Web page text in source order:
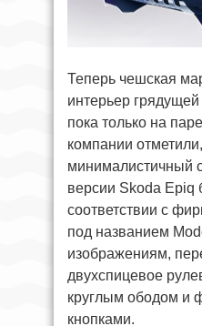
Теперь чешская
интерьер
пока только на
компании
минималистичный
версии Skoda Epiq
соответствии с
под названием
изображениям,
двухспицевое
круглым ободом и
кнопками.